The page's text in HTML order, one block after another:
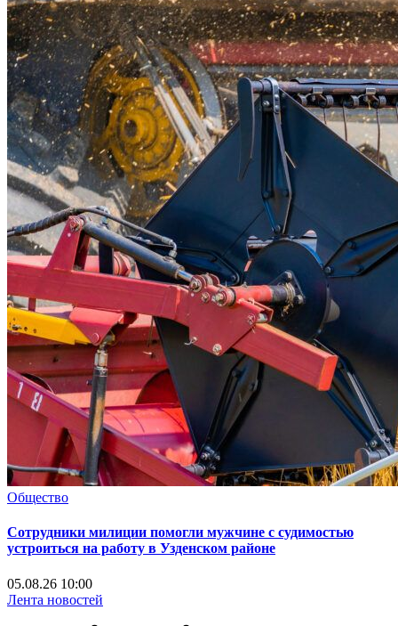
Общество
Сотрудники милиции помогли мужчине с судимостью
устроиться на работу в Узденском районе
05.08.26 10:00
Лента новостей